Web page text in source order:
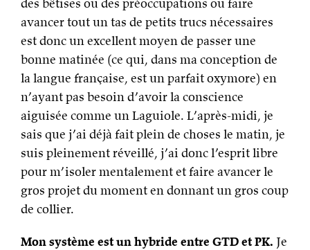
avancer tout un tas de petits trucs nécessaires
est donc un excellent moyen de passer une
bonne matinée (ce qui, dans ma conception de
la langue française, est un parfait oxymore) en
n’ayant pas besoin d’avoir la conscience
aiguisée comme un Laguiole. L’après-midi, je
sais que j’ai déjà fait plein de choses le matin, je
suis pleinement réveillé, j’ai donc l’esprit libre
pour m’isoler mentalement et faire avancer le
gros projet du moment en donnant un gros coup
de collier.
Mon système est un hybride entre GTD et PK. Je